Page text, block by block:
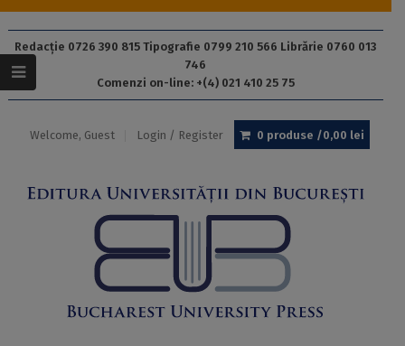
Redacție 0726 390 815 Tipografie 0799 210 566 Librărie 0760 013
746
Comenzi on-line: +(4) 021 410 25 75
Welcome, Guest Login / Register 0 produse /0,00 lei